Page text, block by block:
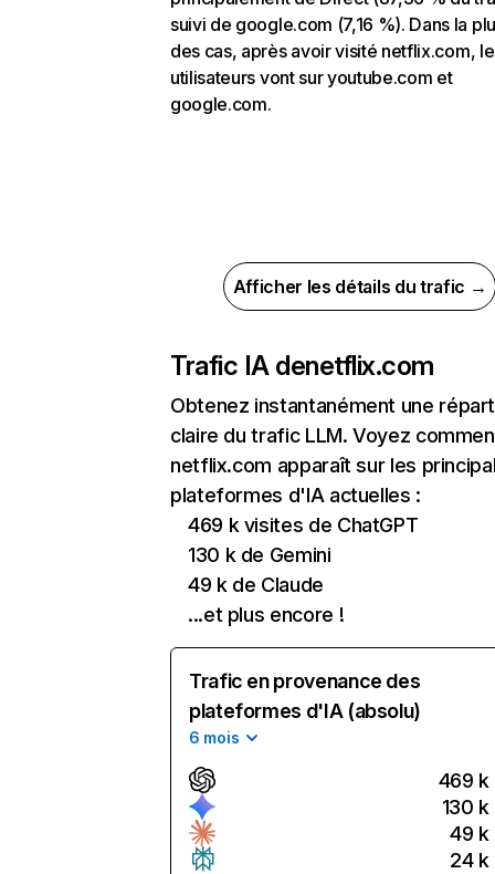
suivi de google.com (7,16 %). Dans la
des cas, après avoir visité netflix.com,
utilisateurs vont sur youtube.com et
google.com.
Afficher les détails du trafic →
Trafic IA denetflix.com
Obtenez instantanément une
claire du trafic LLM. Voyez
netflix.com apparaît sur les
plateformes d'IA actuelles :
469 k visites de ChatGPT
130 k de Gemini
49 k de Claude
...et plus encore !
Trafic en provenance des
plateformes d'IA (absolu)
6 mois
469 k
130 k
49 k
24 k